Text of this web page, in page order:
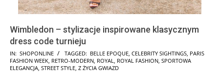
Wimbledon – stylizacje inspirowane klasycznym
dress code turnieju
2025-
07-
IN: SHOPONLINE TAGGED: BELLE EPOQUE CELEBRITY SIGHTINGS PARIS
FASHION WEEK RETRO-MODERN ROYAL ROYAL FASHION SPORTOWA
ELEGANCJA STREET STYLE Z ŻYCIA GWIAZD